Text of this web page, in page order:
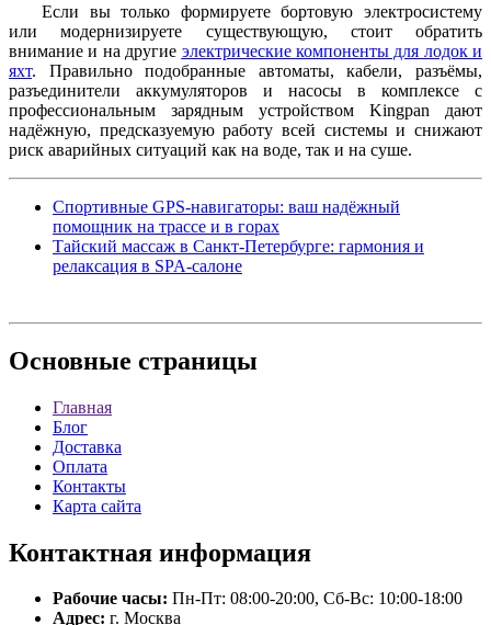
Если вы только формируете бортовую электросистему
или модернизируете существующую, стоит обратить
внимание и на другие электрические компоненты для лодок и
яхт. Правильно подобранные автоматы, кабели, разъёмы,
разъединители аккумуляторов и насосы в комплексе с
профессиональным зарядным устройством Kingpan дают
надёжную, предсказуемую работу всей системы и снижают
риск аварийных ситуаций как на воде, так и на суше.
Спортивные GPS-навигаторы: ваш надёжный
помощник на трассе и в горах
Тайский массаж в Санкт-Петербурге: гармония и
релаксация в SPA-салоне
Основные страницы
Главная
Блог
Доставка
Оплата
Контакты
Карта сайта
Контактная информация
Рабочие часы: Пн-Пт: 08:00-20:00, Сб-Вс: 10:00-18:00
Адрес: г. Москва